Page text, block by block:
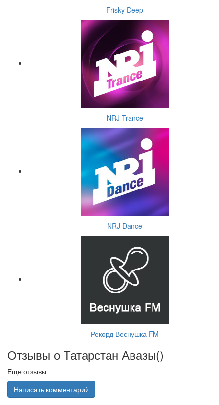
Frisky Deep
NRJ Trance
NRJ Dance
Рекорд Веснушка FM
Отзывы о Татарстан Авазы()
Еще отзывы
Написать комментарий